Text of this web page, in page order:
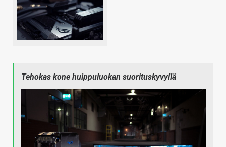
Tehokas kone huippuluokan suorituskyvyllä